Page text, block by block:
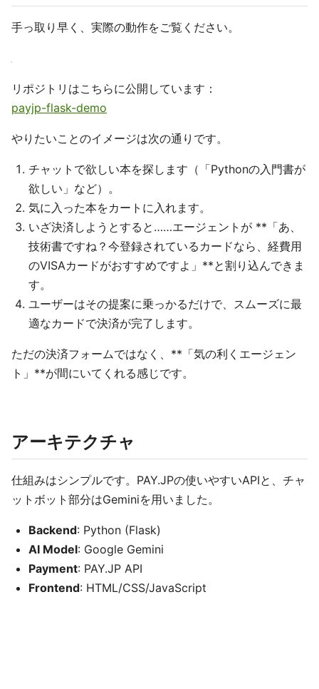
手っ取り早く、実際の動作をご覧ください。
リポジトリはこちらに公開しています：
payjp-flask-demo
やりたいことのイメージは次の通りです。
チャットで欲しい本を探します（「Pythonの入門書が
欲しい」など）。
気に入った本をカートに入れます。
いざ決済しようとすると……エージェントが **「あ、
技術書ですね？今登録されているカードなら、経費用
のVISAカードがおすすめですよ」**と割り込んできま
す。
ユーザーはその提案に乗っかるだけで、スムーズに最
適なカードで決済が完了します。
ただの決済フォームではなく、**「気の利くエージェン
ト」**が間にいてくれる感じです。
アーキテクチャ
仕組みはシンプルです。PAY.JPの使いやすいAPIと、チャ
ットボット部分はGeminiを用いました。
Backend: Python (Flask)
AI Model: Google Gemini
Payment: PAY.JP API
Frontend: HTML/CSS/JavaScript